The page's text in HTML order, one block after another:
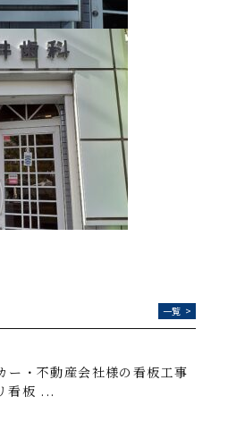
ー・不動産会社様の看板工事
看板 ...
一覧 >